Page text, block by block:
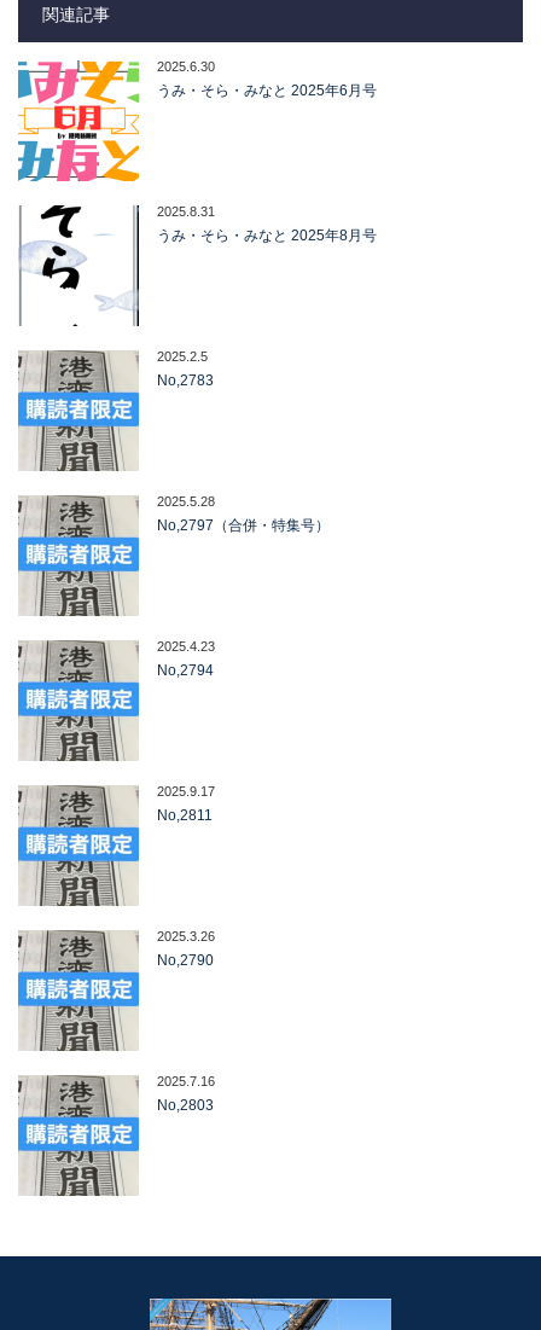
関連記事
2025.6.30
うみ・そら・みなと 2025年6月号
2025.8.31
うみ・そら・みなと 2025年8月号
2025.2.5
No,2783
2025.5.28
No,2797（合併・特集号）
2025.4.23
No,2794
2025.9.17
No,2811
2025.3.26
No,2790
2025.7.16
No,2803